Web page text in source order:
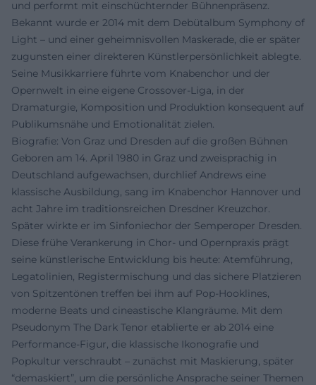
und performt mit einschüchternder Bühnenpräsenz.
Bekannt wurde er 2014 mit dem Debütalbum Symphony of
Light – und einer geheimnisvollen Maskerade, die er später
zugunsten einer direkteren Künstlerpersönlichkeit ablegte.
Seine Musikkarriere führte vom Knabenchor und der
Opernwelt in eine eigene Crossover-Liga, in der
Dramaturgie, Komposition und Produktion konsequent auf
Publikumsnähe und Emotionalität zielen.
Biografie: Von Graz und Dresden auf die großen Bühnen
Geboren am 14. April 1980 in Graz und zweisprachig in
Deutschland aufgewachsen, durchlief Andrews eine
klassische Ausbildung, sang im Knabenchor Hannover und
acht Jahre im traditionsreichen Dresdner Kreuzchor.
Später wirkte er im Sinfoniechor der Semperoper Dresden.
Diese frühe Verankerung in Chor- und Opernpraxis prägt
seine künstlerische Entwicklung bis heute: Atemführung,
Legatolinien, Registermischung und das sichere Platzieren
von Spitzentönen treffen bei ihm auf Pop-Hooklines,
moderne Beats und cineastische Klangräume. Mit dem
Pseudonym The Dark Tenor etablierte er ab 2014 eine
Performance-Figur, die klassische Ikonografie und
Popkultur verschraubt – zunächst mit Maskierung, später
“demaskiert”, um die persönliche Ansprache seiner Themen